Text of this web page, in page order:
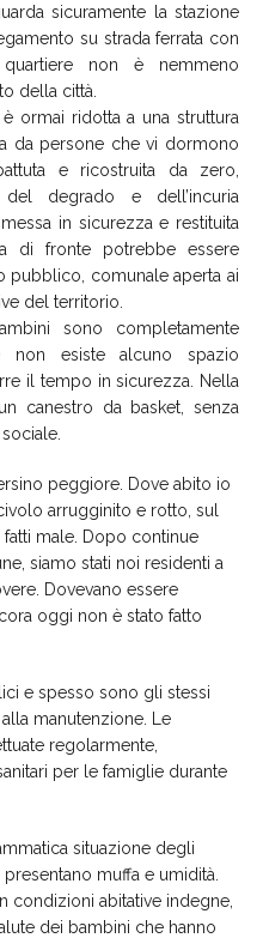
sicuramente la stazione
su strada ferrata con
non è nemmeno
della città.
ormai ridotta a una struttura
da persone che vi dormono
e ricostruita da zero,
degrado e dell’incuria
in sicurezza e restituita
di fronte potrebbe essere
pubblico, comunale aperta ai
del territorio.
sono completamente
non esiste alcuno spazio
il tempo in sicurezza. Nella
canestro da basket, senza
peggiore. Dove abito io
arrugginito e rotto, sul
male. Dopo continue
siamo stati noi residenti a
Dovevano essere
oggi non è stato fatto
e spesso sono gli stessi
manutenzione. Le
regolarmente,
per le famiglie durante
situazione degli
muffa e umidità.
condizioni abitative indegne,
dei bambini che hanno